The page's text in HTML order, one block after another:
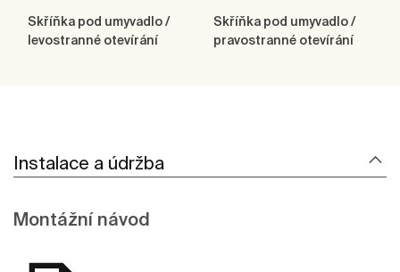
Skříňka pod umyvadlo /
levostranné otevírání
Skříňka pod umyvadlo /
pravostranné otevírání
Instalace a údržba
Montážní návod